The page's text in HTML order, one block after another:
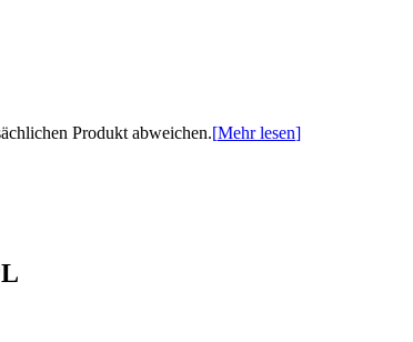
Produkt abweichen.[Mehr lesen]